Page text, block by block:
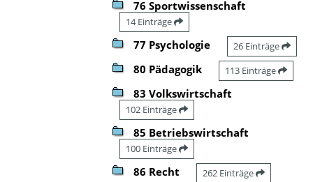
76 Sportwissenschaft
14 Einträge
77 Psychologie 26 Einträge
80 Pädagogik 113 Einträge
83 Volkswirtschaft
102 Einträge
85 Betriebswirtschaft
100 Einträge
86 Recht 262 Einträge